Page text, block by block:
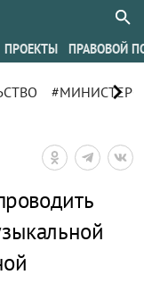
ПРОЕКТЫ ПРАВОВОЙ
chevron_right